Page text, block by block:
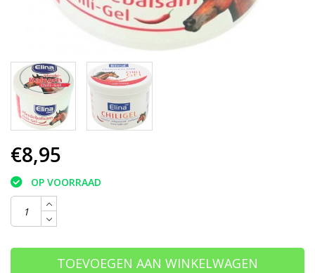
€8,95
OP VOORRAAD
TOEVOEGEN AAN WINKELWAGEN